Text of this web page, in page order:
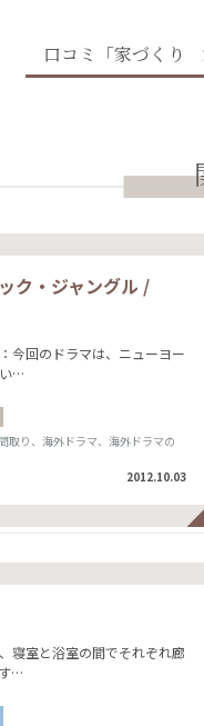
口コミ「家づくり
ク・ジャングル /
今回のドラマは、ニューヨー
…
取り、海外ドラマ、海外ドラマの
2012.10.03
寝室と浴室の間でそれぞれ廊
…